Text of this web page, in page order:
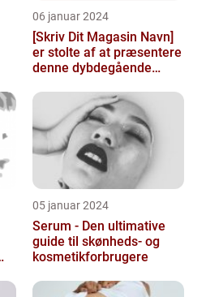
06 januar 2024
[Skriv Dit Magasin Navn]
er stolte af at præsentere
denne dybdegående
05 januar 2024
Serum - Den ultimative
guide til skønheds- og
kosmetikforbrugere